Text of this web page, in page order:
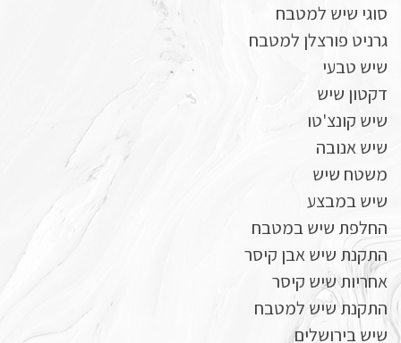
סוגי שיש למטבח
גרניט פורצלן למטבח
שיש טבעי
דקטון שיש
שיש קונצ'טו
שיש אנובה
משטח שיש
שיש במבצע
החלפת שיש במטבח
התקנת שיש אבן קיסר
אחריות שיש קיסר
התקנת שיש למטבח
שיש בירושלים